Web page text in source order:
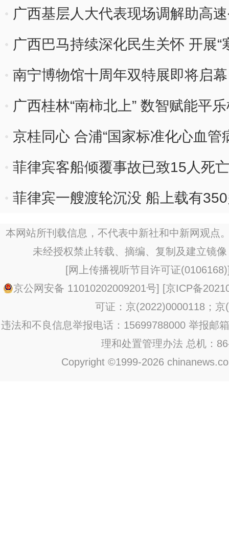
广西基层人大代表现场调解助高
解
广西巴马持续深化民生关怀 开展“
南宁博物馆十周年双特展即将启
广西桂林“南柿北上” 数智赋能平
京桂同心 合浦“国家标准化心血管
菲律宾客船倾覆事故已致15人死亡
菲律宾一艘渡轮沉没 船上载有
本网站所刊载信息，不代表中新社和中新网观点
未经授权禁止转载、摘编、复制及建立镜
[网上传播视听节目许可证(0106168)
京公网安备 11010202009201号] [京ICP备
可证：京(2022)0000118；京
违法和不良信息举报电话：15699788000 举报邮
理和处置管理办法 总机：
Copyright ©1999-2026